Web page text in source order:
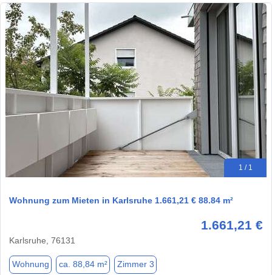
1 / 1
Wohnung zum Mieten in Karlsruhe 1.661,21 € 88.84 m²
1.661,21 €
Karlsruhe, 76131
Wohnung ca. 88,84 m² Zimmer 3